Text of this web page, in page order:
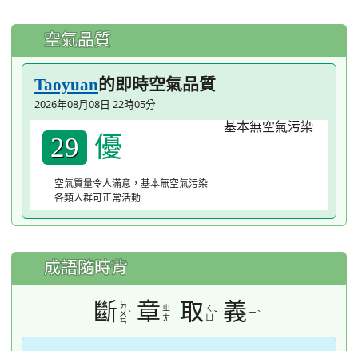
空氣品質
Taoyuan的即時空氣品質
2026年08月08日 22時05分
29 優
空氣質量令人滿意，基本無空氣污染
各類人群可正常活動
成語隨時背
斷 ㄉ
ㄨ
ㄢ
ˋ 章 ㄓ
ㄤ
取 ㄑ
ˇ 義 ㄧ ˋ